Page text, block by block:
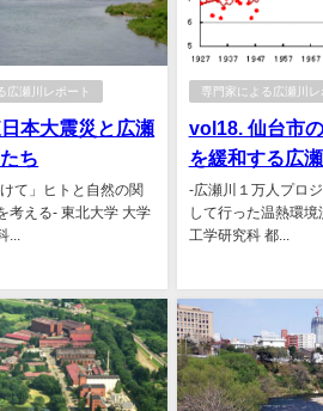
広瀬川レポート
本大震災と広瀬
ち
て」ヒトと自然の関
考える- 東北大学 大学
...
専門家による広瀬川レ
vol18. 仙台市
を緩和する広瀬
-広瀬川１万人プロ
して行った温熱環境
工学研究科 都...